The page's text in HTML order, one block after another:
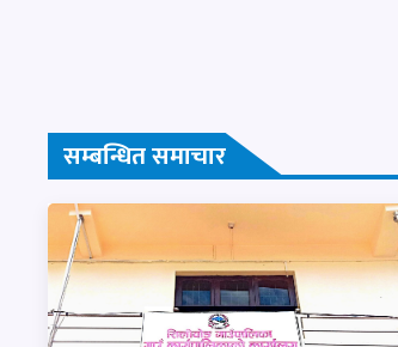
सम्बन्धित समाचार